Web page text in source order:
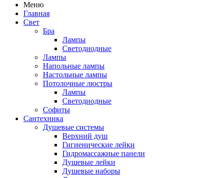
Меню
Главная
Свет
Бра
Лампы
Светодиодные
Лампы
Напольные лампы
Настольные лампы
Потолочные люстры
Лампы
Светодиодные
Софиты
Сантехника
Душевые системы
Верхний душ
Гигиенические лейки
Гидромассажные панели
Душевые лейки
Душевые наборы